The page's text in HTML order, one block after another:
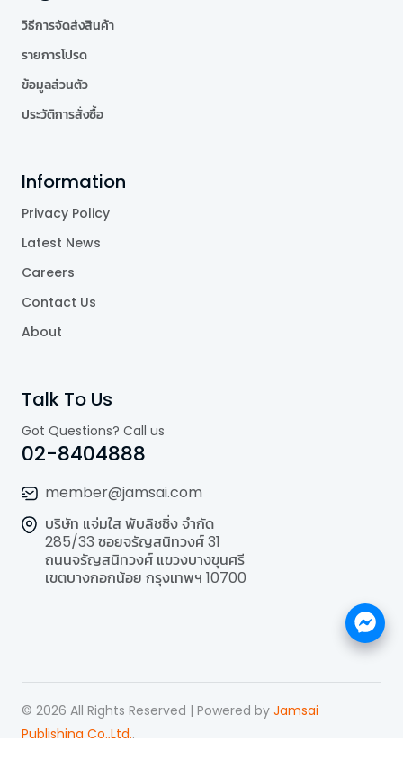
วิธีการจัดส่งสินค้า
รายการโปรด
ข้อมูลส่วนตัว
ประวัติการสั่งซื้อ
Information
Privacy Policy
Latest News
Careers
Contact Us
About
Talk To Us
Got Questions? Call us
02-8404888
member@jamsai.com
บริษัท แจ่มใส พับลิชชิ่ง จำกัด
285/33 ซอยจรัญสนิทวงศ์ 31
ถนนจรัญสนิทวงศ์ แขวงบางขุนศรี
เขตบางกอกน้อย กรุงเทพฯ 10700
© 2026 All Rights Reserved | Powered by Jamsai
Publishing Co.,Ltd..